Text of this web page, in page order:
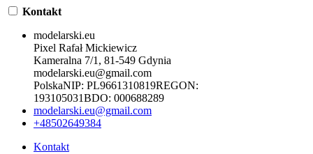
Kontakt
modelarski.eu
Pixel Rafał Mickiewicz
Kameralna 7/1, 81-549 Gdynia
modelarski.eu@gmail.com
PolskaNIP: PL9661310819REGON:
193105031BDO: 000688289
modelarski.eu@gmail.com
+48502649384
Kontakt